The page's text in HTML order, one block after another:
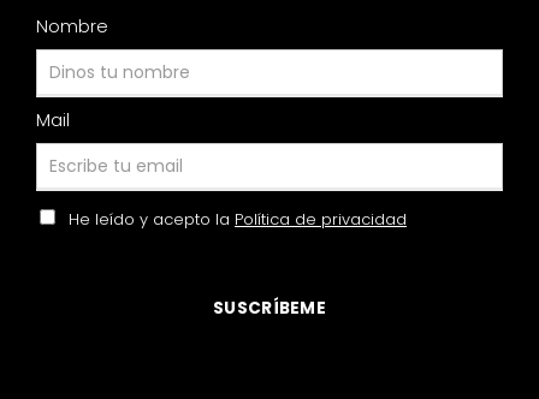
Nombre
Mail
He leído y acepto la Política de privacidad
SUSCRÍBEME